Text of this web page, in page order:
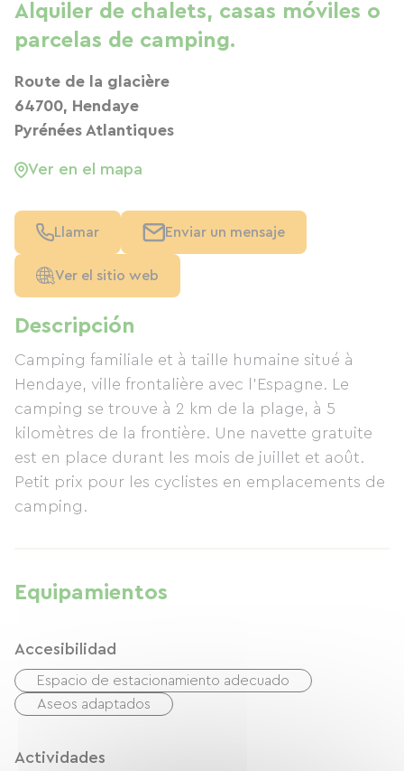
Descripción
Camping familiale et à taille humaine situé à
Hendaye, ville frontalière avec l'Espagne. Le
camping se trouve à 2 km de la plage, à 5
kilomètres de la frontière. Une navette gratuite
est en place durant les mois de juillet et août.
Petit prix pour les cyclistes en emplacements de
camping.
Equipamientos
Accesibilidad
Espacio de estacionamiento adecuado
Aseos adaptados
Actividades
Alquiler de chalets, casas móviles o
parcelas de camping.
Route de la glacière
64700, Hendaye
Pyrénées Atlantiques
Ver en el mapa
Llamar Enviar un mensaje
Ver el sitio web